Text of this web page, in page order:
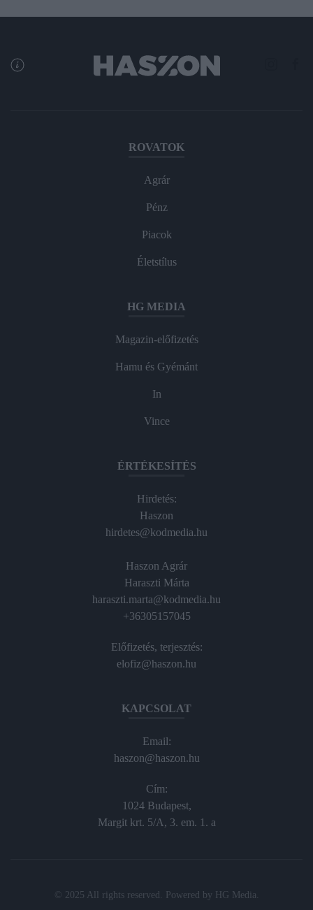
ROVATOK
Agrár
Pénz
Piacok
Életstílus
HG MEDIA
Magazin-előfizetés
Hamu és Gyémánt
In
Vince
ÉRTÉKESÍTÉS
Hirdetés:
Haszon
hirdetes@kodmedia.hu
Haszon Agrár
Haraszti Márta
haraszti.marta@kodmedia.hu
+36305157045
Előfizetés, terjesztés:
elofiz@haszon.hu
KAPCSOLAT
Email:
haszon@haszon.hu
Cím:
1024 Budapest,
Margit krt. 5/A, 3. em. 1. a
© 2025 All rights reserved. Powered by HG Media